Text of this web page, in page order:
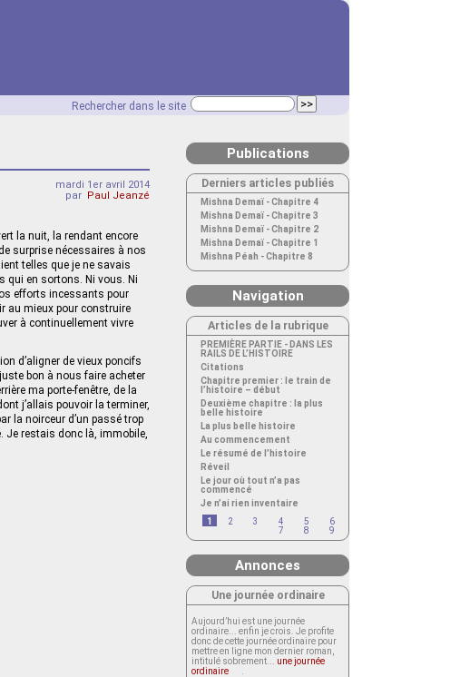
Rechercher dans le site
mardi 1er avril 2014
par Paul Jeanzé
la nuit, la rendant encore
surprise nécessaires à nos
telles que je ne savais
qui en sortons. Ni vous. Ni
efforts incessants pour
au mieux pour construire
à continuellement vivre
d’aligner de vieux poncifs
bon à nous faire acheter
ma porte‑fenêtre, de la
j’allais pouvoir la terminer,
la noirceur d’un passé trop
Je restais donc là, immobile,
Publications
Derniers articles publiés
Mishna Demaï - Chapitre 4
Mishna Demaï - Chapitre 3
Mishna Demaï - Chapitre 2
Mishna Demaï - Chapitre 1
Mishna Péah - Chapitre 8
Navigation
Articles de la rubrique
PREMIÈRE PARTIE - DANS LES
RAILS DE L’HISTOIRE
Citations
Chapitre premier : le train de
l’histoire – début
Deuxième chapitre : la plus
belle histoire
La plus belle histoire
Au commencement
Le résumé de l’histoire
Réveil
Le jour où tout n’a pas
commencé
Je n’ai rien inventaire
1
2 3 4 5
6
7
8 9
Annonces
Une journée ordinaire
Aujourd’hui est une journée
ordinaire... enfin je crois. Je profite
donc de cette journée ordinaire pour
mettre en ligne mon dernier roman,
intitulé sobrement... une journée
ordinaire